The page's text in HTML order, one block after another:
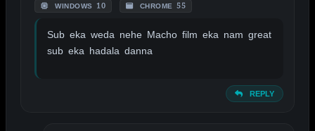
WINDOWS 10 CHROME 55
Sub eka weda nehe Macho film eka nam great
sub eka hadala danna
REPLY